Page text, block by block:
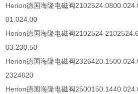
Herion德国海隆电磁阀
01.024.00
Herion德国海隆电磁阀2102524
03.230.50
Herion德国海隆电磁阀
2324620
Herion德国海隆电磁阀